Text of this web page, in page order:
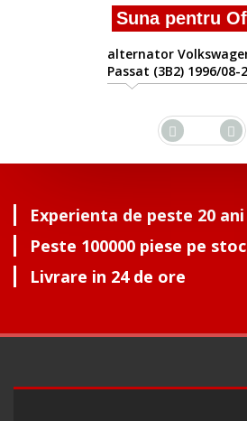
Experienta de peste 20 ani
Peste 100000 piese pe stoc
Livrare in 24 de ore